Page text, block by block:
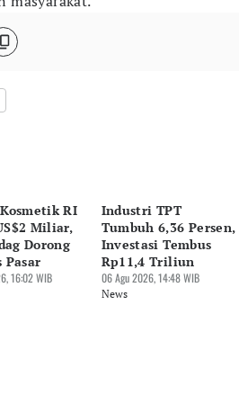
RI
Miliar,
Dorong
Pasar
16:02 WIB
Industri TPT
Tumbuh 6,36 Persen,
Investasi Tembus
Rp11,4 Triliun
06 Agu 2026, 14:48 WIB
News